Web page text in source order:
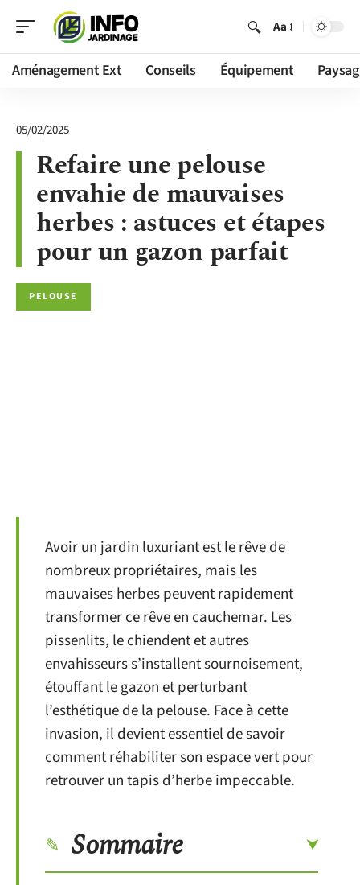
Aa
Aménagement Ext Conseils Équipement
05/02/2025
Refaire une pelouse
envahie de mauvaises
herbes : astuces et étapes
pour un gazon parfait
PELOUSE
Avoir un jardin luxuriant est le rêve de
nombreux propriétaires, mais les
mauvaises herbes peuvent rapidement
transformer ce rêve en cauchemar. Les
pissenlits, le chiendent et autres
envahisseurs s’installent sournoisement,
étouffant le gazon et perturbant
l’esthétique de la pelouse. Face à cette
invasion, il devient essentiel de savoir
comment réhabiliter son espace vert pour
retrouver un tapis d’herbe impeccable.
Sommaire